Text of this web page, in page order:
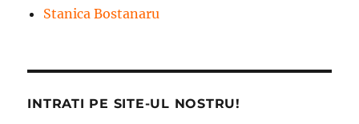
Stanica Bostanaru
INTRATI PE SITE-UL NOSTRU!